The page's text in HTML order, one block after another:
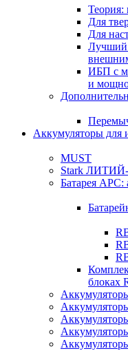
Теория:
Для
Для
Лучший
ИБП с
и
Аккумуляторы для
MUST
Stark
Батарея APC:
блоках